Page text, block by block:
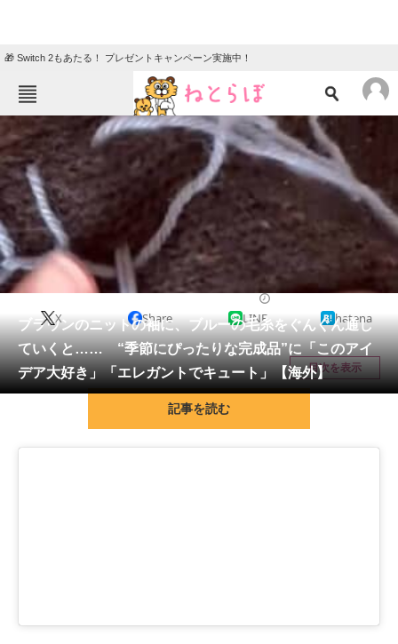
🎁 Switch 2もあたる！ プレゼントキャンペーン実施中！
ねとらぼメニュー
TOP ニュース
エンタメ クイズ
グルメ
住まい 教育・育児
動物 リサーチ
会員記事
メディア
注目記事を集めた総合ページ
AI活用のいまが分かる
ブラウンのニットの袖に、ブルーの毛糸をぐんぐん通し
ていくと…… “季節にぴったりな完成品”に「このアイ
デア大好き」「エレガントでキュート」【海外】
X Share LINE hatena
目次を表示
記事を読む